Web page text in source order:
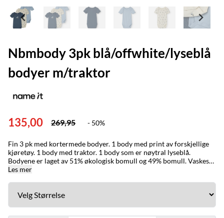
Nbmbody 3pk blå/offwhite/lyseblå
bodyer m/traktor
135,00 269,95 - 50%
Fin 3 pk med kortermede bodyer. 1 body med print av forskjellige
kjøretøy. 1 body med traktor. 1 body som er nøytral lyseblå.
Bodyene er laget av 51% økologisk bomull og 49% bomull. Vaskes
på 40 grader. Farge: Jet stream. Knerten & Karoline Barneklær
får du små, søte og tøffe babyklær og klær til større barn. I vår
nettbutikk finner du barneklær for enhver anledning. Meld deg
Les mer